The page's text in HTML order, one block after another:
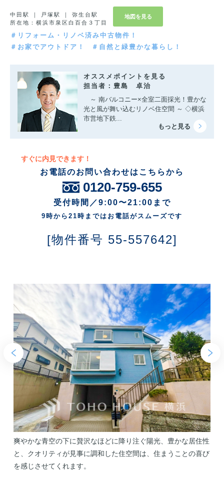
中田駅 ｜ 戸塚駅 ｜ 弥生台駅
所在地：横浜市泉区白百合３丁目
地図を見る
＃リフォーム・リノベ済み中古物件！
＃お家でアウトドア！
＃自然と緑豊かな暮らし！
オススメポイントを見る
担当者：豊島 卓治
～ 南バルコニー×全室二面採光！豊かな
光と風が舞い込むリノベ住空間 ～ ◇横浜
市営地下鉄...
すぐに内見できます！
お電話のお問い合わせはこちらから
0120-759-655
受付時間／9:00〜21:00まで
9時から21時まではお電話がスムーズです
[物件番号 55-557642]
爽やかな青空の下に贅沢なほどに降り注ぐ陽光、豊かな居住性
と、クオリティが見事に調和した住空間は、住まうことの喜び
を感じさせてくれます。